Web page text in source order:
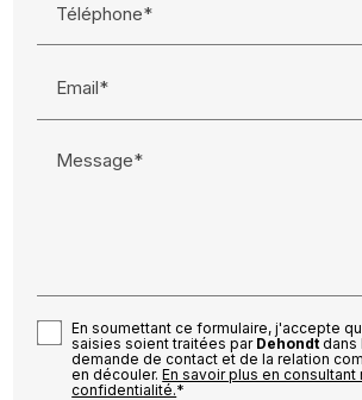
Téléphone*
Email*
Message*
En soumettant ce formulaire, j'accepte
saisies soient traitées par Dehondt dans
demande de contact et de la relation
en découler.En savoir plus en
confidentialité.*